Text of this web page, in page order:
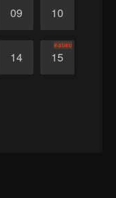
09 10
14 15
ตอนจบ